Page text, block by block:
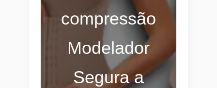
compressão
Modelador
Segura a